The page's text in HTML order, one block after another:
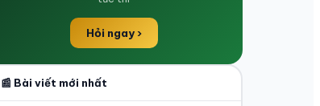
Hỏi ngay ›
📰 Bài viết mới nhất